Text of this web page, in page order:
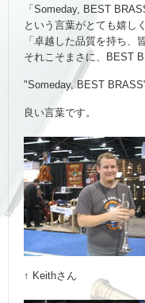
「Someday, BEST
という言葉がとても嬉し
「卓越した品質を持ち、
それこそまさに、BEST
"Someday, BEST
良い言葉です。
↑ Keithさん